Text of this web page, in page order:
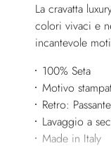
La cravatta
colori vivaci e
incantevole
100% Seta
Motivo
Retro:
Lavaggio a
Made in Italy